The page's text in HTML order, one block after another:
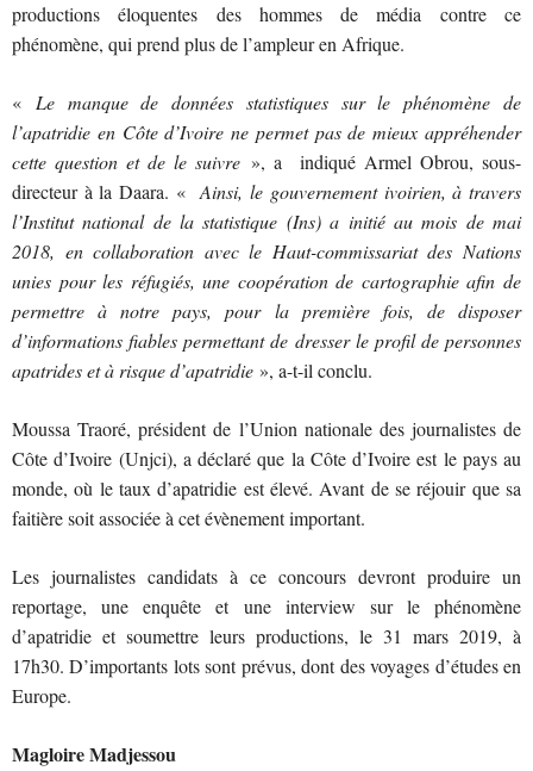
productions éloquentes des hommes de média contre ce
phénomène, qui prend plus de l’ampleur en Afrique.
« Le manque de données statistiques sur le phénomène de
l’apatridie en Côte d’Ivoire ne permet pas de mieux appréhender
cette question et de le suivre », a indiqué Armel Obrou, sous-
directeur à la Daara. «Ainsi, le gouvernement ivoirien, à travers
l’Institut national de la statistique (Ins) a initié au mois de mai
2018, en collaboration avec le Haut-commissariat des Nations
unies pour les réfugiés, une coopération de cartographie afin de
permettre à notre pays, pour la première fois, de disposer
d’informations fiables permettant de dresser le profil de personnes
apatrides et à risque d’apatridie », a-t-il conclu.
Moussa Traoré, président de l’Union nationale des journalistes de
Côte d’Ivoire (Unjci), a déclaré que la Côte d’Ivoire est le pays au
monde, où le taux d’apatridie est élevé. Avant de se réjouir que sa
faitière soit associée à cet évènement important.
Les journalistes candidats à ce concours devront produire un
reportage, une enquête et une interview sur le phénomène
d’apatridie et soumettre leurs productions, le 31 mars 2019, à
17h30. D’importants lots sont prévus, dont des voyages d’études en
Europe.
Magloire Madjessou